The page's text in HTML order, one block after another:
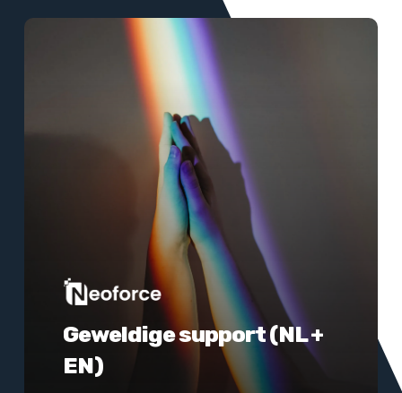
Geweldige support (NL +
EN)
Meer